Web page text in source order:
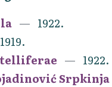
1922.
1919.
1922.
Srpkinja